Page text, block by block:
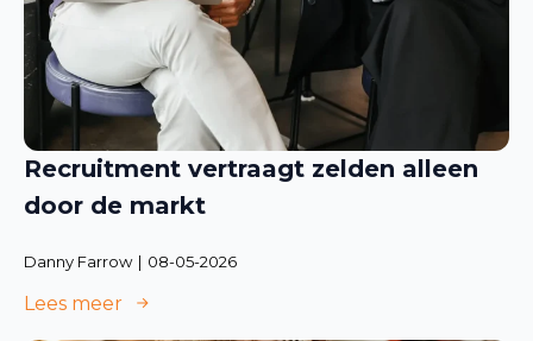
Recruitment vertraagt zelden alleen
door de markt
Danny Farrow 08-05-2026
Lees meer